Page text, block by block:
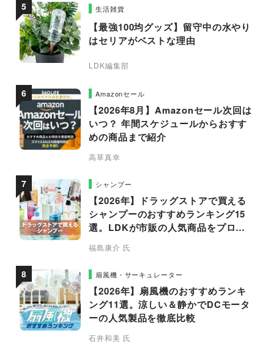
生活雑貨
【最強100均グッズ】留守中の水やり
はセリアがベストな理由
LDK編集部
Amazonセール
【2026年8月】Amazonセール次回は
いつ？ 年間スケジュールからおすす
めの商品まで紹介
高草真幸
シャンプー
【2026年】ドラッグストアで買える
シャンプーのおすすめランキング15
選。LDKが市販の人気商品をプロと
福島康介 氏
扇風機・サーキュレーター
【2026年】扇風機のおすすめランキ
ング11選。涼しい＆静かでDCモータ
ーの人気製品を徹底比較
石井和美 氏